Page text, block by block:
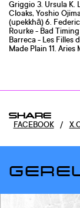
Griggio 3. Ursula K.
Cloaks, Yoshio
(upekkhā) 6.
Rourke - Bad
Barreca - Les Filles
Made Plain 11.
SHARE
FACEBOOK /